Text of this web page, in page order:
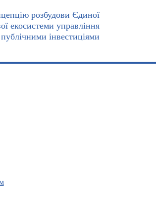
розбудови Єдиної
екосистеми управління
публічними інвестиціями